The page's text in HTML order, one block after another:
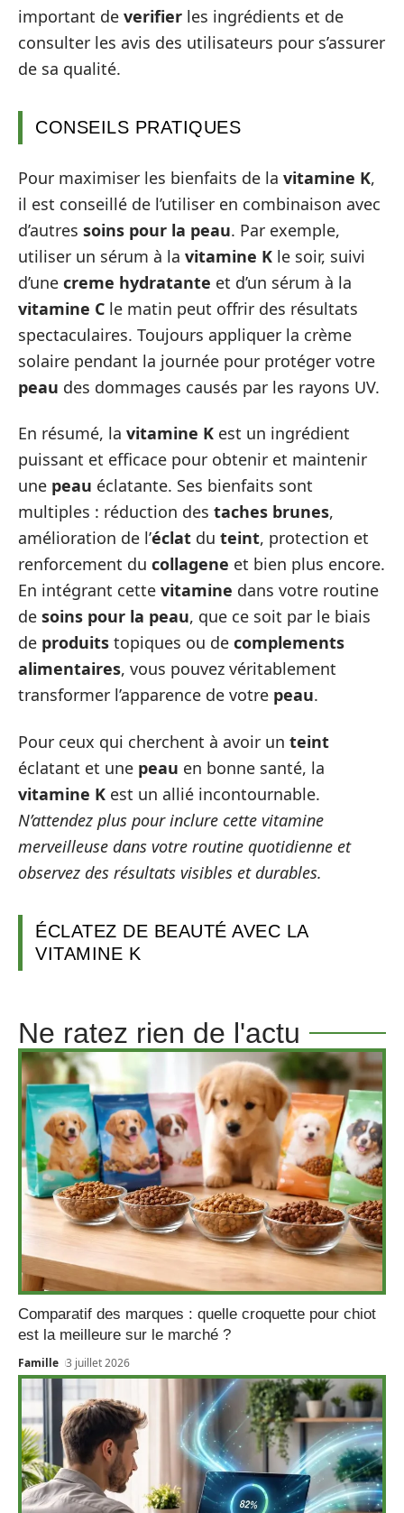
important de verifier les ingrédients et de
consulter les avis des utilisateurs pour s’assurer
de sa qualité.
CONSEILS PRATIQUES
Pour maximiser les bienfaits de la vitamine K,
il est conseillé de l’utiliser en combinaison avec
d’autres soins pour la peau. Par exemple,
utiliser un sérum à la vitamine K le soir, suivi
d’une creme hydratante et d’un sérum à la
vitamine C le matin peut offrir des résultats
spectaculaires. Toujours appliquer la crème
solaire pendant la journée pour protéger votre
peau des dommages causés par les rayons UV.
En résumé, la vitamine K est un ingrédient
puissant et efficace pour obtenir et maintenir
une peau éclatante. Ses bienfaits sont
multiples : réduction des taches brunes,
amélioration de l’éclat du teint, protection et
renforcement du collagene et bien plus encore.
En intégrant cette vitamine dans votre routine
de soins pour la peau, que ce soit par le biais
de produits topiques ou de complements
alimentaires, vous pouvez véritablement
transformer l’apparence de votre peau.
Pour ceux qui cherchent à avoir un teint
éclatant et une peau en bonne santé, la
vitamine K est un allié incontournable.
N’attendez plus pour inclure cette vitamine
merveilleuse dans votre routine quotidienne et
observez des résultats visibles et durables.
ÉCLATEZ DE BEAUTÉ AVEC LA
VITAMINE K
Ne ratez rien de l'actu
Comparatif des marques : quelle croquette pour chiot
est la meilleure sur le marché ?
Famille 3 juillet 2026